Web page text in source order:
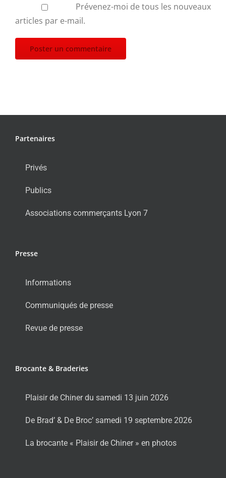
Prévenez-moi de tous les nouveaux
articles par e-mail.
Partenaires
Privés
Publics
Associations commerçants Lyon 7
Presse
Informations
Communiqués de presse
Revue de presse
Brocante & Braderies
Plaisir de Chiner du samedi 13 juin 2026
De Brad’ & De Broc’ samedi 19 septembre 2026
La brocante « Plaisir de Chiner » en photos